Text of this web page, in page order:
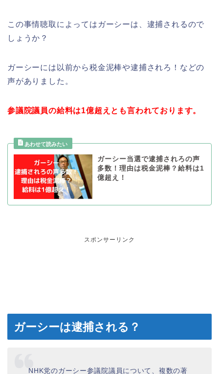
この事情聴取によってはガーシーは、逮捕されるので
しょうか？
ガーシーには以前から税金泥棒や逮捕されろ！などの
声がありました。
参議院議員の給料は1億超えとも言われております。
ガーシー当選で逮捕されろの声
多数！理由は税金泥棒？給料は1
億超え！
スポンサーリンク
ガーシーは逮捕される？
NHK党のガーシー参議院議員について、複数の著